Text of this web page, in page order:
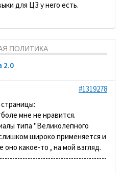
для ЦЗ у него есть.
ПОЛИТИКА
2.0
#1319278
мне не нравится.
типа "Великолепного
широко применяется и
какое-то , на мой взгляд.